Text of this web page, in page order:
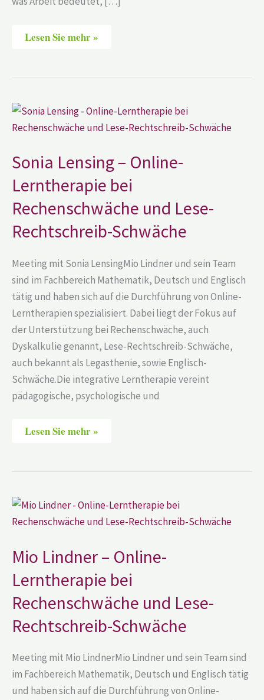
Lesen Sie mehr »
Sonia Lensing – Online-
Lerntherapie bei
Rechenschwäche und Lese-
Rechtschreib-Schwäche
Meeting mit Sonia LensingMio Lindner und sein Team
sind im Fachbereich Mathematik, Deutsch und Englisch
tätig und haben sich auf die Durchführung von Online-
Lerntherapien spezialisiert. Dabei liegt der Fokus auf
der Unterstützung bei Rechenschwäche, auch
Dyskalkulie genannt, Lese-Rechtschreib-Schwäche,
auch bekannt als Legasthenie, sowie Englisch-
Schwäche.Die integrative Lerntherapie vereint
pädagogische, psychologische und
Sonia
Lensing
–
bei
Rechenschwäche
Lese-
Schwäche
Lesen Sie mehr »
Mio Lindner – Online-
Lerntherapie bei
Rechenschwäche und Lese-
Rechtschreib-Schwäche
Meeting mit Mio LindnerMio Lindner und sein Team sind
im Fachbereich Mathematik, Deutsch und Englisch tätig
und haben sich auf die Durchführung von Online-
Mio
Lindner
–
bei
Rechenschwäche
Lese-
Schwäche